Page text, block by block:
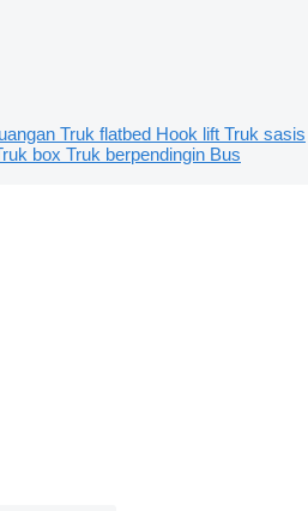
Truk flatbed Hook lift Truk sasis
box Truk berpendingin Bus